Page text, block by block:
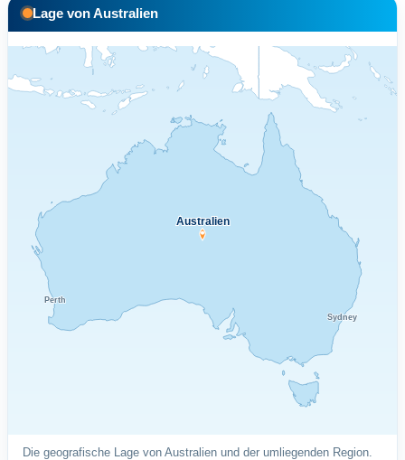
Lage von Australien
Sydney
Perth
Australien
Die geografische Lage von Australien und der umliegenden Region.